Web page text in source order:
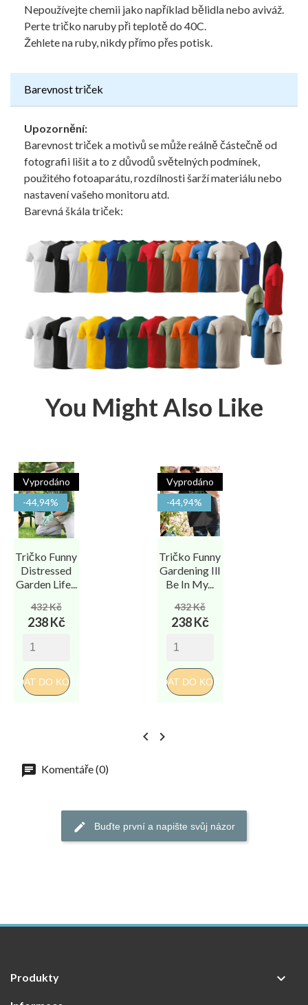
Nepoužívejte chemii jako například bělidla nebo aviváž.
Perte tričko naruby při teplotě do 40C.
Žehlete na ruby, nikdy přímo přes potisk.
Barevnost triček
Upozornění:
Barevnost triček a motivů se může reálně částečně od
fotografii lišit a to z důvodů světelných podmínek,
použitého fotoaparátu, rozdílnosti šarží materiálu nebo
nastavení vašeho monitoru atd.
Barevná škála triček:
You Might Also Like
Tričko Funny
Distressed
Garden Life...
Běžná
cena
432 KčCena
238 Kč
PŘIDAT DO KOŠÍKU
Vyprodáno
-44,94%
Tričko Funny
Gardening Ill
Be In My...
Běžná
cena
432 KčCena
238 Kč
PŘIDAT DO KOŠÍKU
Vyprodáno
-44,94%
 
Komentáře (0)
Buďte první a napište svůj názor
Produkty 